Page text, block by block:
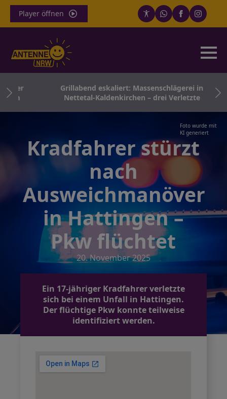
Player öffnen
Grillabend eskaliert: Massenschlägerei in
Nettetal-Kaldenkirchen – drei Verletzte
Foto wurde mit
KI generiert
Kradfahrer stürzt
nach
Ausweichmanöver
in Hattingen –
Pkw flüchtet
20. November 2025
Ein 17-jähriger Kradfahrer verletzte
sich bei einem Unfall in Hattingen.
Der flüchtige Pkw konnte teilweise
identifiziert werden.